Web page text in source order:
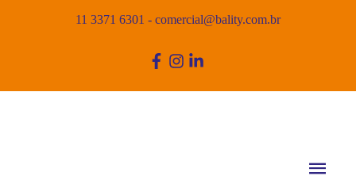
11 3371 6301 - comercial@bality.com.br